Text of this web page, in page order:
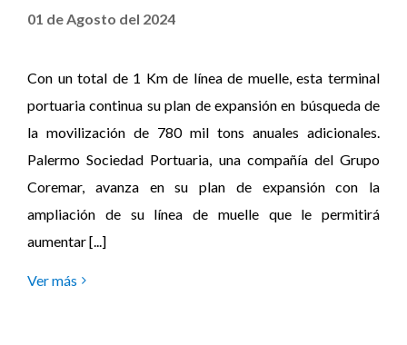
01 de Agosto del 2024
Con un total de 1 Km de línea de muelle, esta terminal
portuaria continua su plan de expansión en búsqueda de
la movilización de 780 mil tons anuales adicionales.
Palermo Sociedad Portuaria, una compañía del Grupo
Coremar, avanza en su plan de expansión con la
ampliación de su línea de muelle que le permitirá
aumentar [...]
Ver más